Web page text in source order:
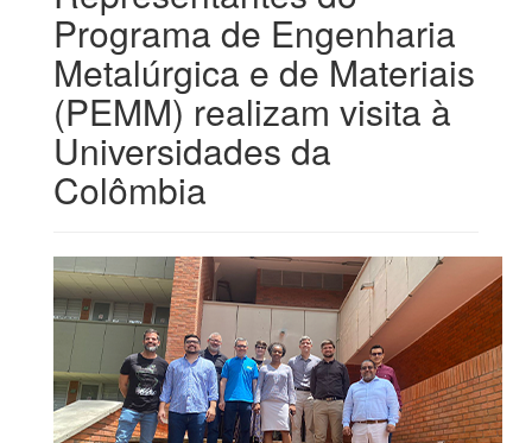
Programa de Engenharia
Metalúrgica e de Materiais
(PEMM) realizam visita à
Universidades da
Colômbia